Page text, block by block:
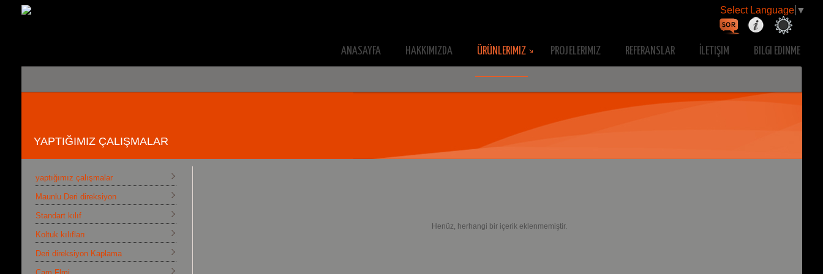
Select Language ▼
ANASAYFA HAKKIMIZDA ÜRÜNLERIMIZ PROJELERIMIZ REFERANSLAR İLETIŞIM BILGI EDINME
YAPTIĞIMIZ ÇALIŞMALAR
yaptığımız çalışmalar
Maunlu Deri direksiyon
Standart kılıf
Koltuk kılıfları
Deri direksiyon Kaplama
Henüz, herhangi bir içerik eklenmemiştir.